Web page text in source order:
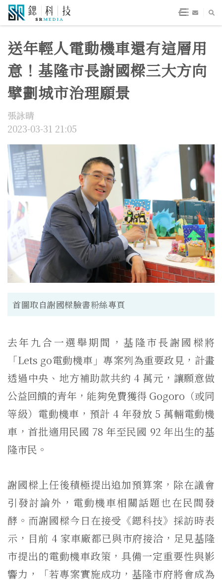
送年輕人電動機車還有這層用
意！基隆市長謝國樑三大方向
擘劃城市治理願景
張詠晴
2023-03-31 21:05
首圖取自謝國樑臉書粉絲專頁
去年九合一選舉期間，基隆市長謝國樑將
「Lets go電動機車」專案列為重要政見，計畫
透過中央、地方補助款共約 4 萬元，讓願意做
公益回饋的青年，能夠免費獲得 Gogoro（或同
等級）電動機車，預計 4 年發放 5 萬輛電動機
車，首批適用民國 78 年至民國 92 年出生的基
隆市民。
謝國樑上任後積極提出追加預算案，除在議會
引發討論外，電動機車相關話題也在民間發
酵。而謝國樑今日在接受《鍶科技》採訪時表
示，目前 4 家車廠都已與市府接洽，足見基隆
市提出的電動機車政策，具備一定重要性與影
響力，「若專案實施成功，基隆市府將會成為